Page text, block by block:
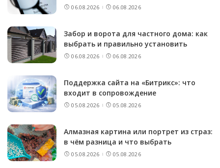
06.08.2026 06.08.2026
Забор и ворота для частного дома: как
выбрать и правильно установить
06.08.2026 06.08.2026
Поддержка сайта на «Битрикс»: что
входит в сопровождение
05.08.2026 05.08.2026
Алмазная картина или портрет из страз:
в чём разница и что выбрать
05.08.2026 05.08.2026